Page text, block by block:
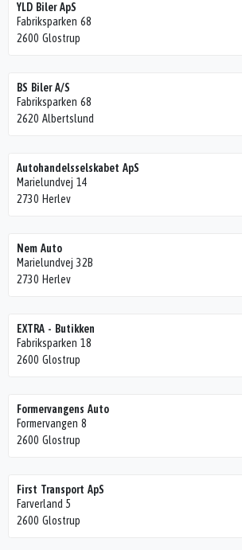
YLD Biler ApS
Fabriksparken 68
2600 Glostrup
BS Biler A/S
Fabriksparken 68
2620 Albertslund
Autohandelsselskabet ApS
Marielundvej 14
2730 Herlev
Nem Auto
Marielundvej 32B
2730 Herlev
EXTRA - Butikken
Fabriksparken 18
2600 Glostrup
Formervangens Auto
Formervangen 8
2600 Glostrup
First Transport ApS
Farverland 5
2600 Glostrup